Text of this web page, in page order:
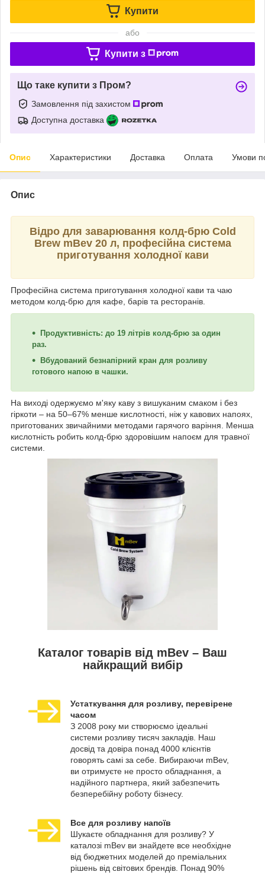
Купити
або
Купити з
Що таке купити з Пром?
Замовлення під захистом
Доступна доставка
Опис Характеристики Доставка Оплата Умови
Опис
Відро для заварювання колд-брю Cold
Brew mBev 20 л, професійна система
приготування холодної кави
Професійна система приготування холодної кави та чаю
методом колд-брю для кафе, барів та ресторанів.
Продуктивність: до 19 літрів колд-брю за один
раз.
Вбудований безнапірний кран для розливу
готового напою в чашки.
На виході одержуємо м'яку каву з вишуканим смаком і без
гіркоти – на 50–67% менше кислотності, ніж у кавових напоях,
приготованих звичайними методами гарячого варіння. Менша
кислотність робить колд-брю здоровішим напоєм для травної
системи.
Каталог товарів від mBev – Ваш
найкращий вибір
Устаткування для розливу, перевірене
часом
З 2008 року ми створюємо ідеальні
системи розливу тисяч закладів. Наш
досвід та довіра понад 4000 клієнтів
говорять самі за себе. Вибираючи mBev,
ви отримуєте не просто обладнання, а
надійного партнера, який забезпечить
безперебійну роботу бізнесу.
Все для розливу напоїв
Шукаєте обладнання для розливу? У
каталозі mBev ви знайдете все необхідне
від бюджетних моделей до преміальних
рішень від світових брендів. Понад 90%